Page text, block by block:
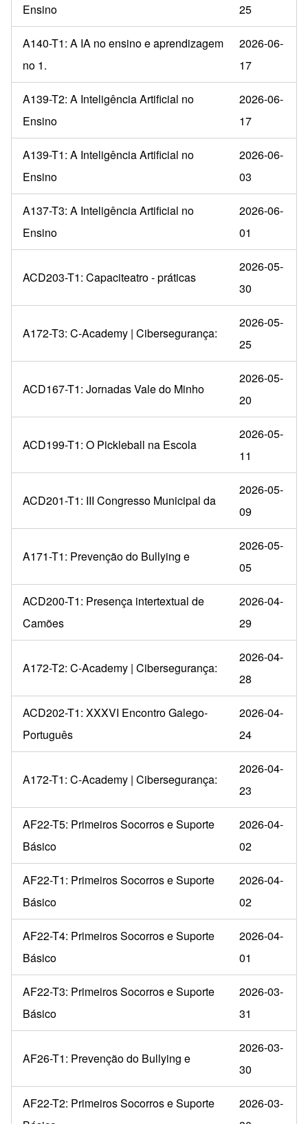
Ensino
25
A140-T1: A IA no ensino e aprendizagem
no 1.
2026-06-
17
A139-T2: A Inteligência Artificial no
Ensino
2026-06-
17
A139-T1: A Inteligência Artificial no
Ensino
2026-06-
03
A137-T3: A Inteligência Artificial no
Ensino
2026-06-
01
ACD203-T1: Capaciteatro - práticas
2026-05-
30
A172-T3: C-Academy | Cibersegurança:
2026-05-
25
ACD167-T1: Jornadas Vale do Minho
2026-05-
20
ACD199-T1: O Pickleball na Escola
2026-05-
11
ACD201-T1: III Congresso Municipal da
2026-05-
09
A171-T1: Prevenção do Bullying e
2026-05-
05
ACD200-T1: Presença intertextual de
Camões
2026-04-
29
A172-T2: C-Academy | Cibersegurança:
2026-04-
28
ACD202-T1: XXXVI Encontro Galego-
Português
2026-04-
24
A172-T1: C-Academy | Cibersegurança:
2026-04-
23
AF22-T5: Primeiros Socorros e Suporte
Básico
2026-04-
02
AF22-T1: Primeiros Socorros e Suporte
Básico
2026-04-
02
AF22-T4: Primeiros Socorros e Suporte
Básico
2026-04-
01
AF22-T3: Primeiros Socorros e Suporte
Básico
2026-03-
31
AF26-T1: Prevenção do Bullying e
2026-03-
30
AF22-T2: Primeiros Socorros e Suporte
2026-03-